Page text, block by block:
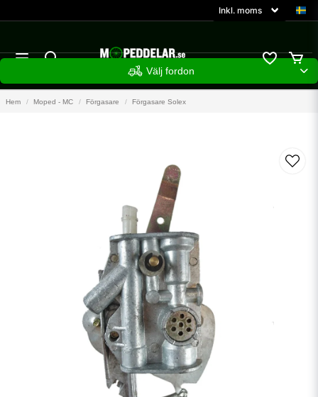
Välj fordon
Hem Moped - MC Förgasare Förgasare Solex